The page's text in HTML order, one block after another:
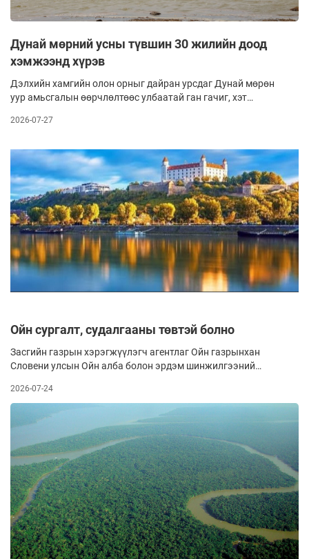
Дунай мөрний усны түвшин 30 жилийн доод
хэмжээнд хүрэв
Дэлхийн хамгийн олон орныг дайран урсдаг Дунай мөрөн
уур амьсгалын өөрчлөлтөөс улбаатай ган гачиг, хэт
усны түвшин нь урьд байгаагүйгээр багассаныг олон улсын
жилийн дундаж урсац секундэд 2400 шоо метр байдаг бол
өдгөө 850 шоо метр хүртлээ багассан гэнэ. Усны урсац нь
гурав дахин багассан гэсэн үг. Энэ нь сүүлийн 30 жилийн
үнэмлэхүй бага үзүүлэлт аж.
2026-07-27
Ойн сургалт, судалгааны төвтэй болно
Засгийн газрын хэрэгжүүлэгч агентлаг Ойн газрынхан
Словени улсын Ойн алба болон эрдэм шинжилгээний
хүрээнд ойн тогтвортой менежмент хэрэгжүүлэхээр 2024
онд хамтын ажиллагааны гэрээ байгуулсан билээ. Талууд
үүний хүрээнд Ойн сургалт, судалгааны төв байгуулахаар
уржигдар харилцан ойлголцлын санамж бичиг байгуулсан
байна.
2026-07-24